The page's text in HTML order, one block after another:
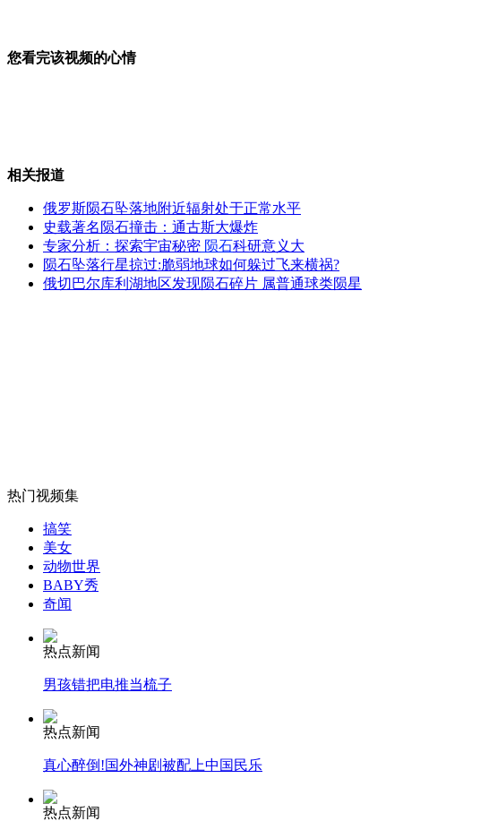
长沙曝光暗拍官员违纪视频警示干部
美国小学奇葩题：丈夫不忠怎么办
山西运城恶犬咬伤多人 警民合力深夜将其击毙
外交部：有关国家言论片面不公正
走！跟着总书记去植树
您看完该视频的心情
相关报道
俄罗斯陨石坠落地附近辐射处于正常水平
史载著名陨石撞击：通古斯大爆炸
专家分析：探索宇宙秘密 陨石科研意义大
陨石坠落行星掠过:脆弱地球如何躲过飞来横祸?
俄切巴尔库利湖地区发现陨石碎片 属普通球类陨星
热门视频集
搞笑
美女
动物世界
BABY秀
奇闻
热点新闻
男孩错把电推当梳子
热点新闻
真心醉倒!国外神剧被配上中国民乐
热点新闻